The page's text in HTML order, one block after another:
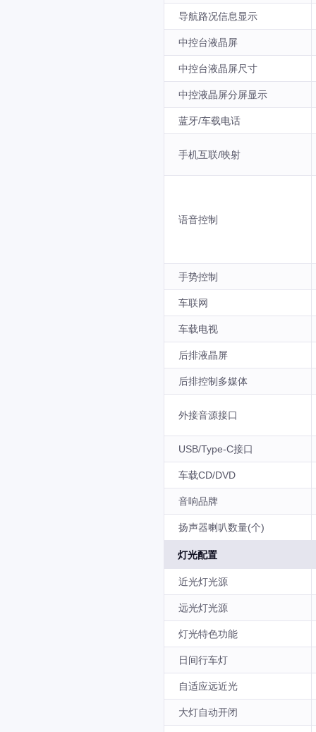
导航路况信息显示
中控台液晶屏
中控台液晶屏尺寸
中控液晶屏分屏显示
蓝牙/车载电话
手机互联/映射
语音控制
手势控制
车联网
车载电视
后排液晶屏
后排控制多媒体
外接音源接口
USB/Type-C接口
车载CD/DVD
音响品牌
扬声器喇叭数量(个)
灯光配置
近光灯光源
远光灯光源
灯光特色功能
日间行车灯
自适应远近光
大灯自动开闭